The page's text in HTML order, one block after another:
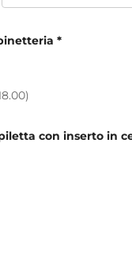
*
con inserto in